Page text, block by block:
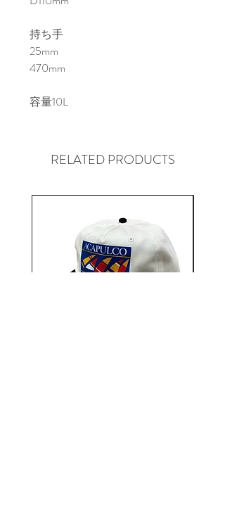
持ち手
25mm
470mm
容量10L
RELATED PRODUCTS